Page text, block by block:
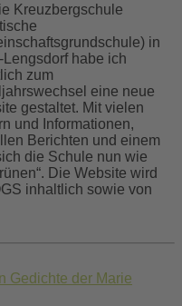
Kreuzbergschule
in
Lengsdorf habe ich
zum
eine neue
gestaltet. Mit vielen
und Informationen,
Berichten und einem
die Schule nun wie
Die Website wird
inhaltlich sowie von
Gedichte der Marie